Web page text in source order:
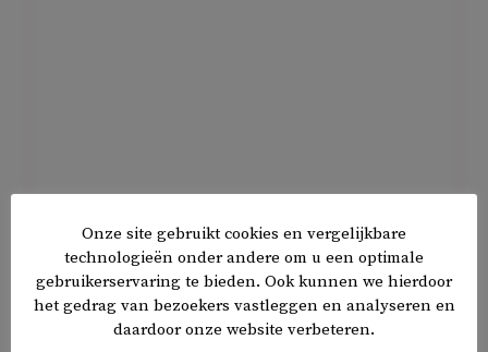
TAGS Gaza
Onze site gebruikt cookies en vergelijkbare
technologieën onder andere om u een optimale
gebruikerservaring te bieden. Ook kunnen we hierdoor
het gedrag van bezoekers vastleggen en analyseren en
daardoor onze website verbeteren.